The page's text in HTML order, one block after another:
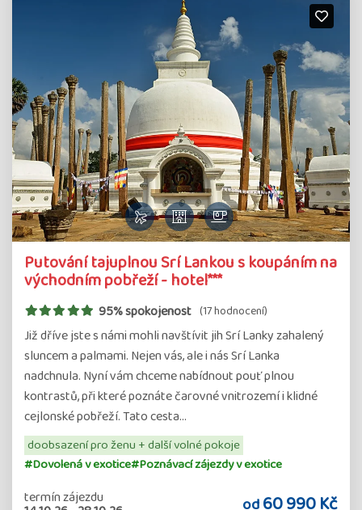
Putování tajuplnou Srí Lankou s koupáním na
východním pobřeží - hotel***
95% spokojenost (17 hodnocení)
Již dříve jste s námi mohli navštívit jih Srí Lanky zahalený
sluncem a palmami. Nejen vás, ale i nás Srí Lanka
nadchnula. Nyní vám chceme nabídnout pouť plnou
kontrastů, při které poznáte čarovné vnitrozemí i klidné
cejlonské pobřeží. Tato cesta…
doobsazení pro ženu + další volné pokoje
#Dovolená v exotice#Poznávací zájezdy v exotice
termín zájezdu od60 990 Kč